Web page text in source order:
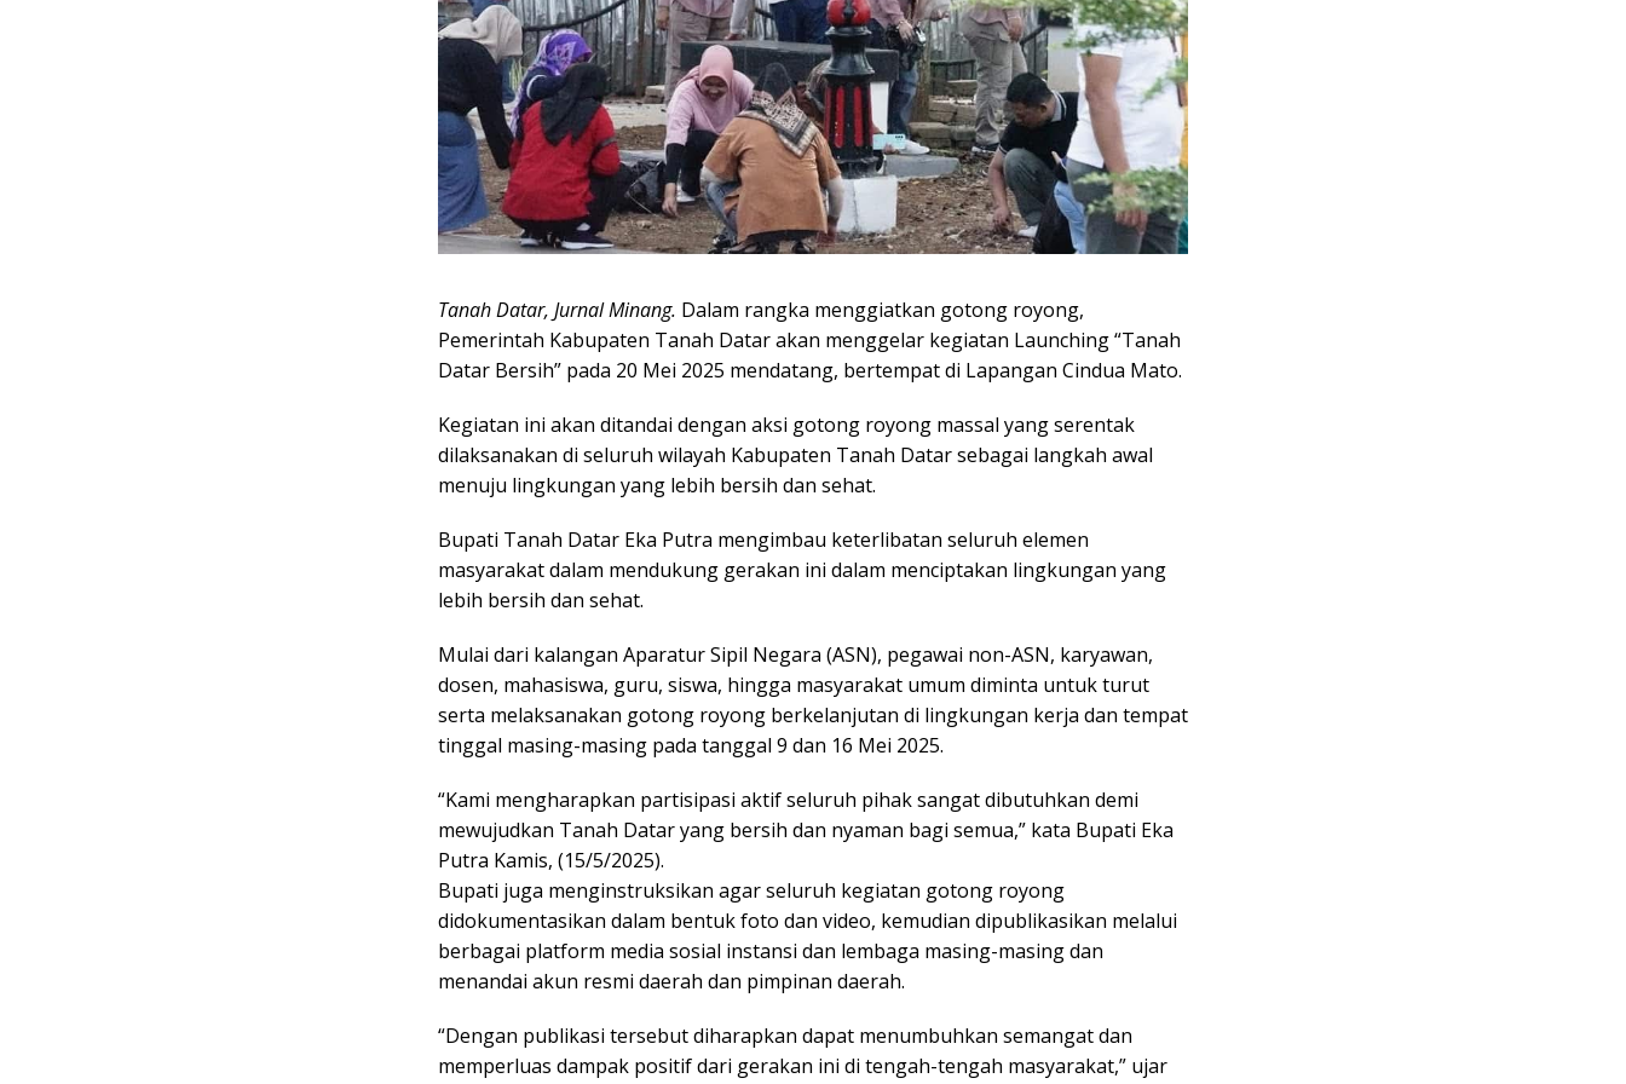
Tanah Datar, Jurnal Minang. Dalam rangka menggiatkan gotong royong,
Pemerintah Kabupaten Tanah Datar akan menggelar kegiatan Launching “Tanah
Datar Bersih” pada 20 Mei 2025 mendatang, bertempat di Lapangan Cindua Mato.
Kegiatan ini akan ditandai dengan aksi gotong royong massal yang serentak
dilaksanakan di seluruh wilayah Kabupaten Tanah Datar sebagai langkah awal
menuju lingkungan yang lebih bersih dan sehat.
Bupati Tanah Datar Eka Putra mengimbau keterlibatan seluruh elemen
masyarakat dalam mendukung gerakan ini dalam menciptakan lingkungan yang
lebih bersih dan sehat.
Mulai dari kalangan Aparatur Sipil Negara (ASN), pegawai non-ASN, karyawan,
dosen, mahasiswa, guru, siswa, hingga masyarakat umum diminta untuk turut
serta melaksanakan gotong royong berkelanjutan di lingkungan kerja dan tempat
tinggal masing-masing pada tanggal 9 dan 16 Mei 2025.
“Kami mengharapkan partisipasi aktif seluruh pihak sangat dibutuhkan demi
mewujudkan Tanah Datar yang bersih dan nyaman bagi semua,” kata Bupati Eka
Putra Kamis, (15/5/2025).
Bupati juga menginstruksikan agar seluruh kegiatan gotong royong
didokumentasikan dalam bentuk foto dan video, kemudian dipublikasikan melalui
berbagai platform media sosial instansi dan lembaga masing-masing dan
menandai akun resmi daerah dan pimpinan daerah.
“Dengan publikasi tersebut diharapkan dapat menumbuhkan semangat dan
memperluas dampak positif dari gerakan ini di tengah-tengah masyarakat,” ujar